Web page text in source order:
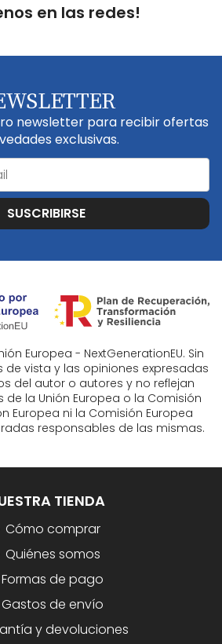
en las redes!
newsletter para recibir ofertas
exclusivas.
SUSCRIBIRSE
Europea - NextGenerationEU. Sin
vista y las opiniones expresadas
del autor o autores y no reflejan
la Unión Europea o la Comisión
Europea ni la Comisión Europea
responsables de las mismas.
TIENDA
Cómo comprar
Quiénes somos
Formas de pago
Gastos de envío
y devoluciones